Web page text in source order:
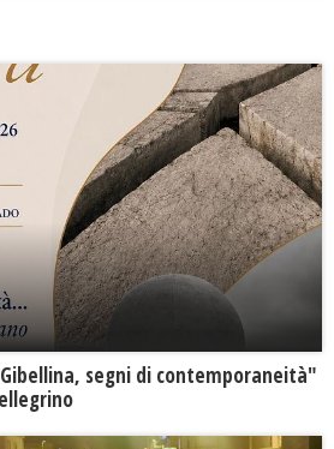
segni di contemporaneità"